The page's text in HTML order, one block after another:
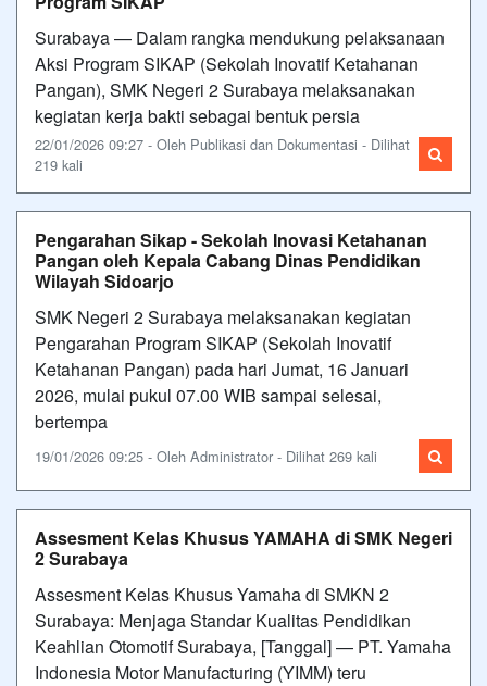
Surabaya — Dalam rangka mendukung pelaksanaan
Aksi Program SIKAP (Sekolah Inovatif Ketahanan
Pangan), SMK Negeri 2 Surabaya melaksanakan
kegiatan kerja bakti sebagai bentuk persia
22/01/2026 09:27 - Oleh Publikasi dan Dokumentasi - Dilihat
219 kali
Pengarahan Sikap - Sekolah Inovasi Ketahanan
Pangan oleh Kepala Cabang Dinas Pendidikan
Wilayah Sidoarjo
SMK Negeri 2 Surabaya melaksanakan kegiatan
Pengarahan Program SIKAP (Sekolah Inovatif
Ketahanan Pangan) pada hari Jumat, 16 Januari
2026, mulai pukul 07.00 WIB sampai selesai,
bertempa
19/01/2026 09:25 - Oleh Administrator - Dilihat 269 kali
Assesment Kelas Khusus YAMAHA di SMK Negeri
2 Surabaya
Assesment Kelas Khusus Yamaha di SMKN 2
Surabaya: Menjaga Standar Kualitas Pendidikan
Keahlian Otomotif Surabaya, [Tanggal] — PT. Yamaha
Indonesia Motor Manufacturing (YIMM) teru